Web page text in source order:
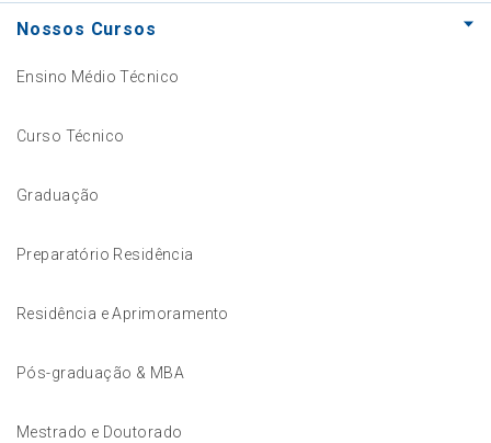
Nossos Cursos
Ensino Médio Técnico
Curso Técnico
Graduação
Preparatório Residência
Residência e Aprimoramento
Pós-graduação & MBA
Mestrado e Doutorado